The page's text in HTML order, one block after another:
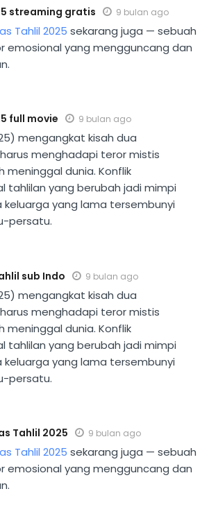
streaming gratis 9 bulan ago
Tahlil 2025 sekarang juga — sebuah
emosional yang mengguncang dan
full movie 9 bulan ago
mengangkat kisah dua
menghadapi teror mistis
meninggal dunia. Konflik
tahlilan yang berubah jadi mimpi
keluarga yang lama tersembunyi
persatu.
sub Indo 9 bulan ago
mengangkat kisah dua
menghadapi teror mistis
meninggal dunia. Konflik
tahlilan yang berubah jadi mimpi
keluarga yang lama tersembunyi
persatu.
Tahlil 2025 9 bulan ago
Tahlil 2025 sekarang juga — sebuah
emosional yang mengguncang dan